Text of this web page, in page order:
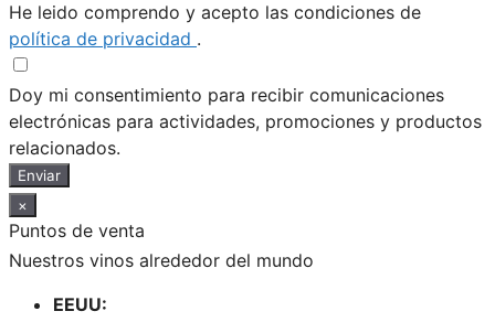
He leido comprendo y acepto las condiciones de
política de privacidad .
Doy mi consentimiento para recibir comunicaciones
electrónicas para actividades, promociones y productos
relacionados.
Enviar
×
Puntos de venta
Nuestros vinos alrededor del mundo
EEUU: